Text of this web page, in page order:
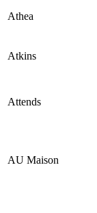
Athea
Atkins
Attends
AU Maison